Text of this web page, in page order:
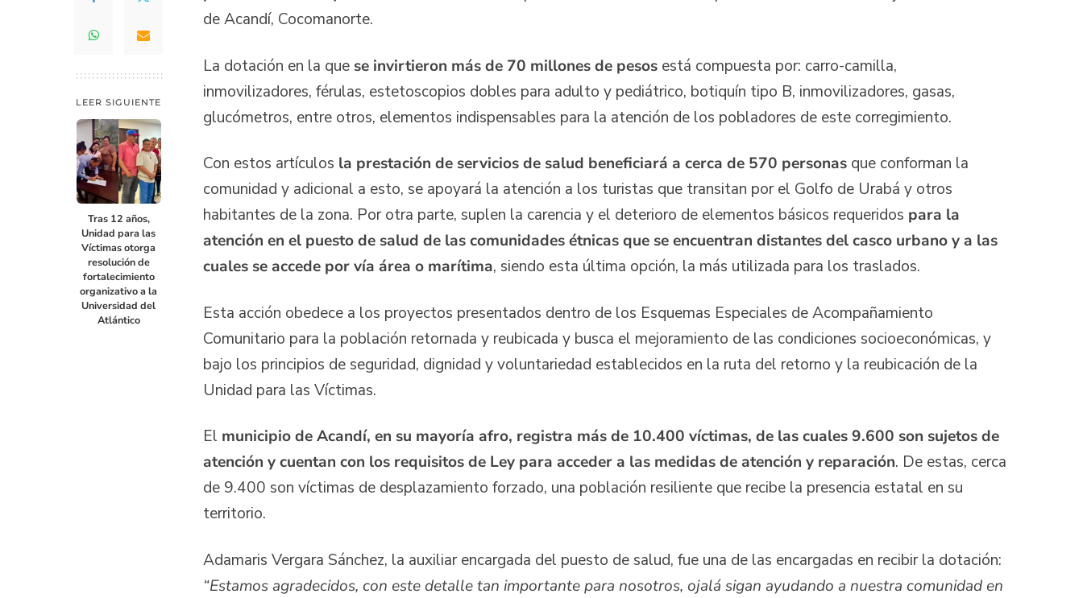
LEER SIGUIENTE
Tras 12 años,
Unidad para las
Víctimas otorga
resolución de
fortalecimiento
organizativo a la
Universidad del
Atlántico
de Acandí, Cocomanorte.
La dotación en la que se invirtieron más de 70 millones de pesos está compuesta por: carro-camilla,
inmovilizadores, férulas, estetoscopios dobles para adulto y pediátrico, botiquín tipo B, inmovilizadores, gasas,
glucómetros, entre otros, elementos indispensables para la atención de los pobladores de este corregimiento.
Con estos artículos la prestación de servicios de salud beneficiará a cerca de 570 personas que conforman la
comunidad y adicional a esto, se apoyará la atención a los turistas que transitan por el Golfo de Urabá y otros
habitantes de la zona. Por otra parte, suplen la carencia y el deterioro de elementos básicos requeridos para la
atención en el puesto de salud de las comunidades étnicas que se encuentran distantes del casco urbano y a las
cuales se accede por vía área o marítima, siendo esta última opción, la más utilizada para los traslados.
Esta acción obedece a los proyectos presentados dentro de los Esquemas Especiales de Acompañamiento
Comunitario para la población retornada y reubicada y busca el mejoramiento de las condiciones socioeconómicas, y
bajo los principios de seguridad, dignidad y voluntariedad establecidos en la ruta del retorno y la reubicación de la
Unidad para las Víctimas.
El municipio de Acandí, en su mayoría afro, registra más de 10.400 víctimas, de las cuales 9.600 son sujetos de
atención y cuentan con los requisitos de Ley para acceder a las medidas de atención y reparación. De estas, cerca
de 9.400 son víctimas de desplazamiento forzado, una población resiliente que recibe la presencia estatal en su
territorio.
Adamaris Vergara Sánchez, la auxiliar encargada del puesto de salud, fue una de las encargadas en recibir la dotación:
“Estamos agradecidos, con este detalle tan importante para nosotros, ojalá sigan ayudando a nuestra comunidad en